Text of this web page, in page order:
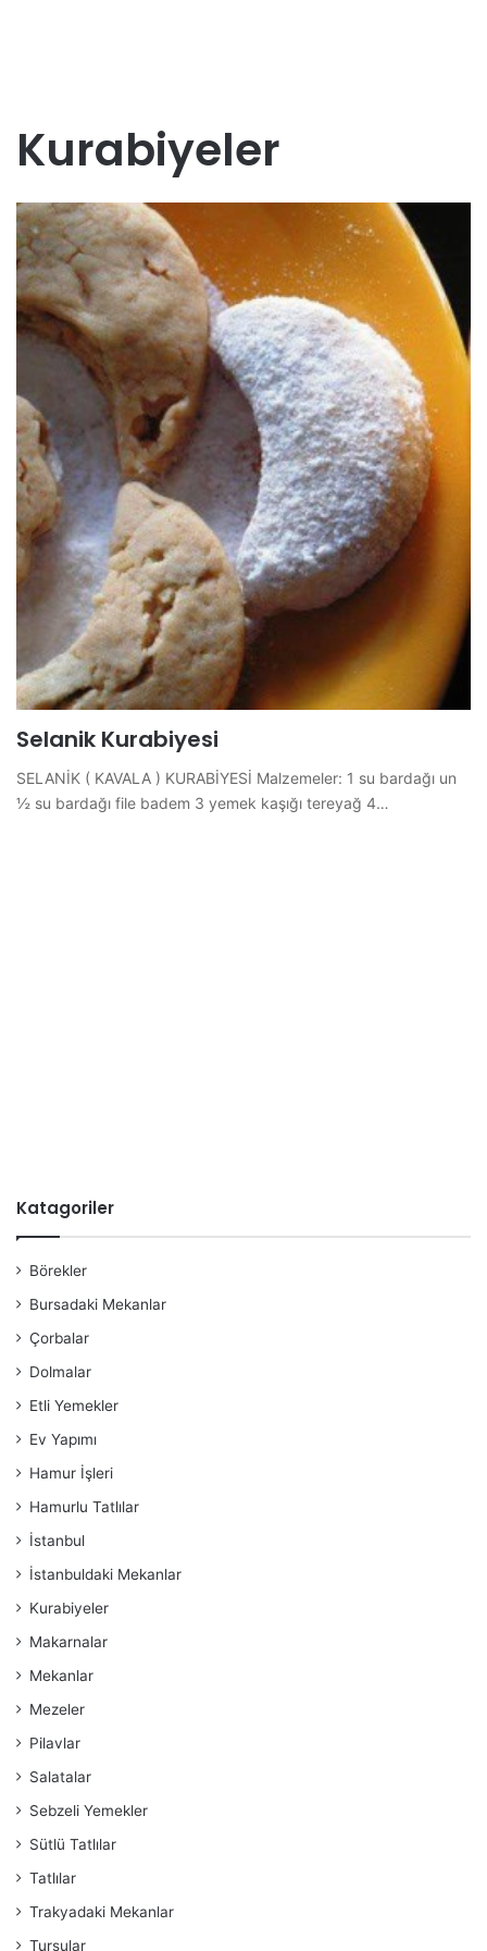
Kurabiyeler
Selanik Kurabiyesi
SELANİK ( KAVALA ) KURABİYESİ Malzemeler: 1 su bardağı un
½ su bardağı file badem 3 yemek kaşığı tereyağ 4…
Katagoriler
Börekler
Bursadaki Mekanlar
Çorbalar
Dolmalar
Etli Yemekler
Ev Yapımı
Hamur İşleri
Hamurlu Tatlılar
İstanbul
İstanbuldaki Mekanlar
Kurabiyeler
Makarnalar
Mekanlar
Mezeler
Pilavlar
Salatalar
Sebzeli Yemekler
Sütlü Tatlılar
Tatlılar
Trakyadaki Mekanlar
Turşular